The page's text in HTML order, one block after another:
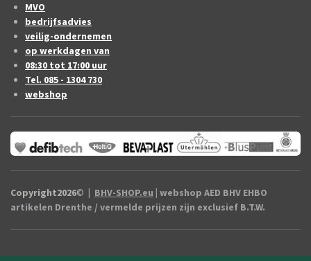
MVO
bedrijfsadvies
veilig-ondernemen
op werkdagen van
08:30 tot 17:00 uur
Tel. 085 - 1304 730
webshop
Copyright2026© BHV-SHOP.eu | webshop AED BHV EHBO
artikelen Drenthe / vermelde prijzen zijn exclusief B.T.W.